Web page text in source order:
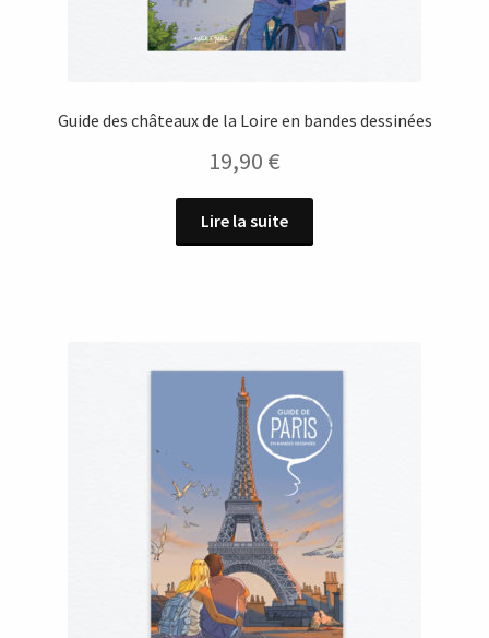
Guide des châteaux de la Loire en bandes dessinées
19,90 €
Lire la suite